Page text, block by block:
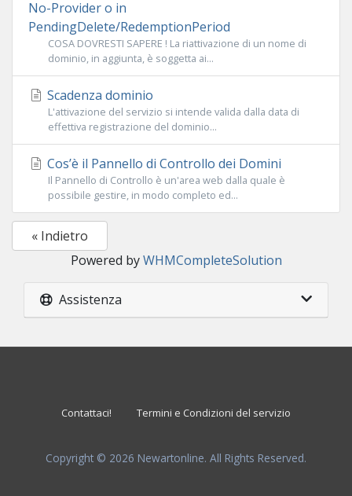
No-Provider o in
PendingDelete/RedemptionPeriod
COSA DOVRESTI SAPERE ! La riattivazione di un nome di
dominio, in aggiunta, è soggetta ai...
Scadenza dominio
L'attivazione del servizio si intende valida dalla data di
effettiva registrazione del dominio...
Cos’è il Pannello di Controllo dei Domini
Il Pannello di Controllo è un'area web dalla quale è
possibile gestire, in modo completo ed...
« Indietro
Powered byWHMCompleteSolution
Assistenza
Contattaci! Termini e Condizioni del servizio
Copyright © 2026 Newartonline. All Rights Reserved.